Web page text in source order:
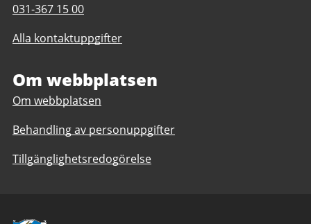
till
Angeredsgymnasiet
Telefonnummer
Angeredsgymnasiet
031-367 15 00
Alla kontaktuppgifter
Om webbplatsen
Om webbplatsen
Behandling av personuppgifter
Tillgänglighetsredogörelse